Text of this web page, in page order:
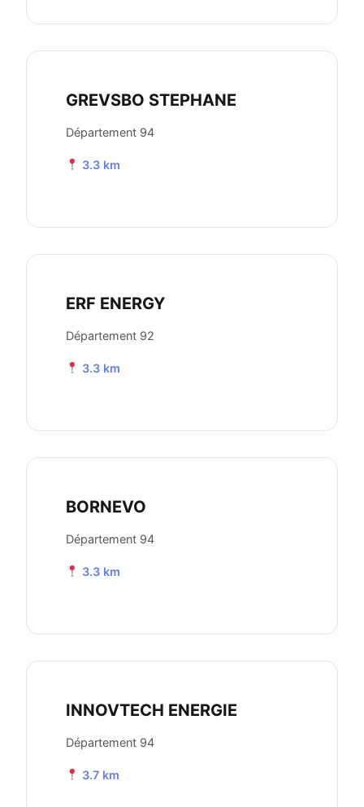
GREVSBO STEPHANE
Département 94
3.3 km
ERF ENERGY
Département 92
3.3 km
BORNEVO
Département 94
3.3 km
INNOVTECH ENERGIE
Département 94
3.7 km